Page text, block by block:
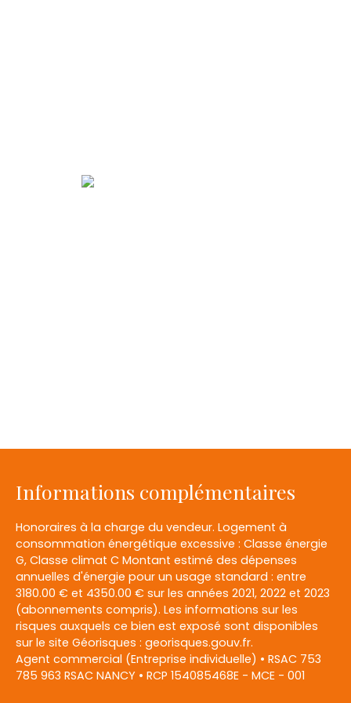
Informations complémentaires
Honoraires à la charge du vendeur. Logement à
consommation énergétique excessive : Classe énergie
G, Classe climat C Montant estimé des dépenses
annuelles d'énergie pour un usage standard : entre
3180.00 € et 4350.00 € sur les années 2021, 2022 et 2023
(abonnements compris). Les informations sur les
risques auxquels ce bien est exposé sont disponibles
sur le site Géorisques : georisques.gouv.fr.
Agent commercial (Entreprise individuelle) • RSAC 753
785 963 RSAC NANCY • RCP 154085468E - MCE - 001